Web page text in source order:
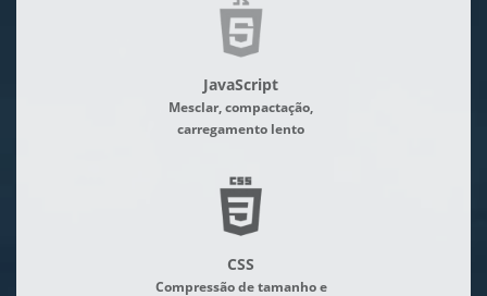
JavaScript
Mesclar, compactação,
carregamento lento
CSS
Compressão de tamanho e